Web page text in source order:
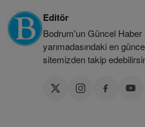
Editör
Bodrum'un Güncel Haber
yarımadasındaki en
sitemizden takip